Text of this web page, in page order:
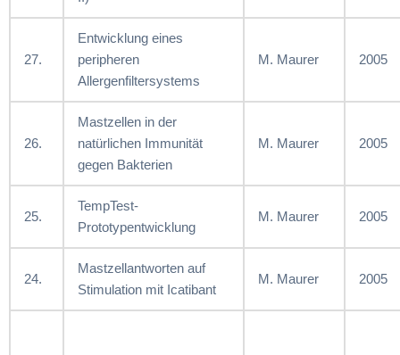
27.
Entwicklung eines
peripheren
Allergenfiltersystems
M. Maurer 2005
26.
Mastzellen in der
natürlichen Immunität
gegen Bakterien
M. Maurer 2005
25.
TempTest-
Prototypentwicklung
M. Maurer 2005
24.
Mastzellantworten auf
Stimulation mit Icatibant
M. Maurer 2005